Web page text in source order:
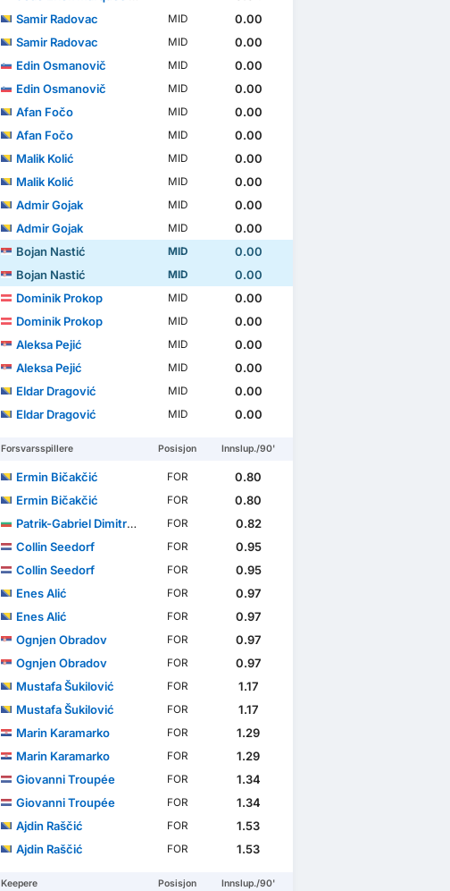
Samir Radovac
MID
0.00
Samir Radovac
MID
0.00
Edin Osmanovič
MID
0.00
Edin Osmanovič
MID
0.00
Afan Fočo
MID
0.00
Afan Fočo
MID
0.00
Malik Kolić
MID
0.00
Malik Kolić
MID
0.00
Admir Gojak
MID
0.00
Admir Gojak
MID
0.00
Bojan Nastić
MID
0.00
Bojan Nastić
MID
0.00
Dominik Prokop
MID
0.00
Dominik Prokop
MID
0.00
Aleksa Pejić
MID
0.00
Aleksa Pejić
MID
0.00
Eldar Dragović
MID
0.00
Eldar Dragović
MID 0.00
Forsvarsspillere Posisjon Innslup./90'
Ermin Bičakčić FOR
0.80
Ermin Bičakčić
FOR
0.80
Patrik-Gabriel Dimitrov Galchev
FOR
0.82
Collin Seedorf
FOR
0.95
Collin Seedorf
FOR
0.95
Enes Alić
FOR
0.97
Enes Alić
FOR
0.97
Ognjen Obradov
FOR
0.97
Ognjen Obradov
FOR
0.97
Mustafa Šukilović
FOR
1.17
Mustafa Šukilović
FOR
1.17
Marin Karamarko
FOR
1.29
Marin Karamarko
FOR
1.29
Giovanni Troupée
FOR
1.34
Giovanni Troupée
FOR
1.34
Ajdin Raščić
FOR
1.53
Ajdin Raščić
FOR 1.53
Keepere Posisjon Innslup./90'